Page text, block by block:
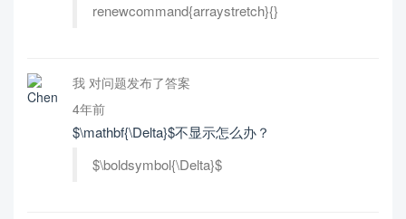
renewcommand{arraystretch}{}
我 对问题发布了答案
4年前
$\mathbf{\Delta}$不显示怎么办？
$\boldsymbol{\Delta}$